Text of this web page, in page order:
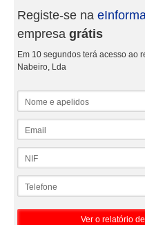
Registe-se na
empresa grátis
Em 10 segundos terá acesso ao
Nabeiro, Lda